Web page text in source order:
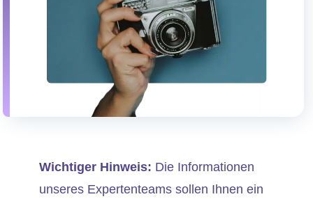
Wichtiger Hinweis: Die Informationen
unseres Expertenteams sollen Ihnen ein